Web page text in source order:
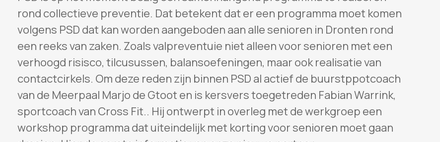
rond collectieve preventie. Dat betekent dat er een programma moet komen
volgens PSD dat kan worden aangeboden aan alle senioren in Dronten rond
een reeks van zaken. Zoals valpreventuie niet alleen voor senioren met een
verhoogd risisco, tilcusussen, balansoefeningen, maar ook realisatie van
contactcirkels. Om deze reden zijn binnen PSD al actief de buurstppotcoach
van de Meerpaal Marjo de Gtoot en is kersvers toegetreden Fabian Warrink,
sportcoach van Cross Fit.. Hij ontwerpt in overleg met de werkgroep een
workshop programma dat uiteindelijk met korting voor senioren moet gaan